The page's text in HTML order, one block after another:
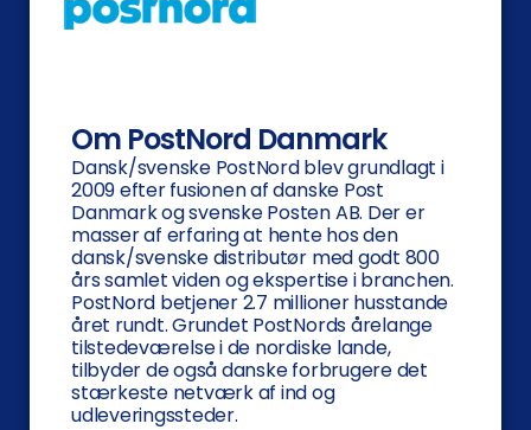
Om PostNord Danmark
Dansk/svenske PostNord blev grundlagt i
2009 efter fusionen af danske Post
Danmark og svenske Posten AB. Der er
masser af erfaring at hente hos den
dansk/svenske distributør med godt 800
års samlet viden og ekspertise i branchen.
PostNord betjener 2.7 millioner husstande
året rundt. Grundet PostNords årelange
tilstedeværelse i de nordiske lande,
tilbyder de også danske forbrugere det
stærkeste netværk af ind og
udleveringssteder.